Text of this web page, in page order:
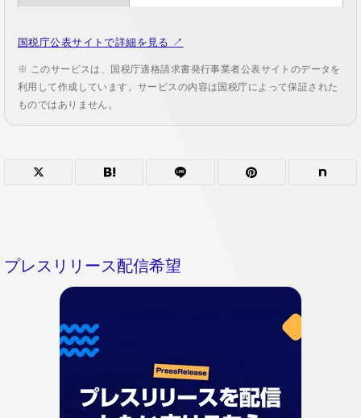
国税庁公表サイトで詳細を見る ↗
※ このサービスは、国税庁適格請求書発行事業者公表サイトのデータを
利用して作成しています。サービスの内容は国税庁によって保証された
ものではありません。
プレスリリース配信希望